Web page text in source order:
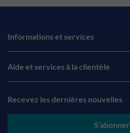
Informations et services
Aide et services à la clientèle
Recevez les dernières nouvelles
S’abonner